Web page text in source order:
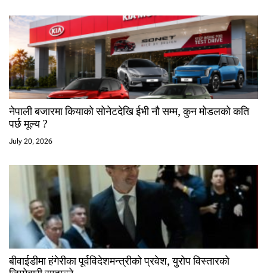
नेपाली बजारमा कियाको सोनेटदेखि ईभी नौ सम्म, कुन मोडलको कति
पर्छ मूल्य ?
July 20, 2026
बीवाईडीमा हंगेरीका पूर्वविदेशमन्त्रीको प्रवेश, युरोप विस्तारको